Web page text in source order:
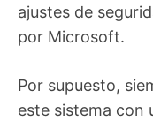
ajustes de
por Microsoft.
Por supuesto,
este sistema con